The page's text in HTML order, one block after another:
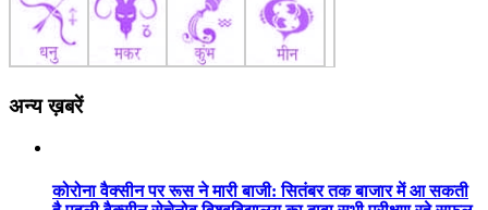
अन्य ख़बरें
कोरोना वैक्सीन पर रूस ने मारी बाजी: सितंबर तक बाजार में आ सकती